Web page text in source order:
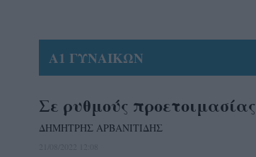
Α1 ΓΥΝΑΙΚΩΝ
Σε ρυθμούς
ΔΗΜΗΤΡΗΣ ΑΡΒΑΝΙΤΙΔΗΣ